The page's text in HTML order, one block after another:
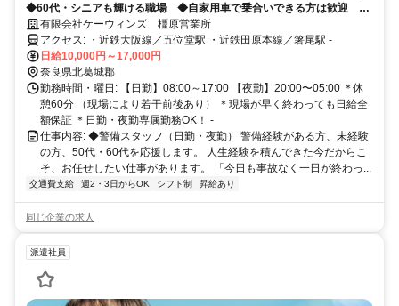
◆60代・シニアも輝ける職場 ◆自家用車で乗合いできる方は歓迎 ◆
週2日〜、Wワーク・副業OK
有限会社ケーウィンズ 橿原営業所
アクセス: ・近鉄大阪線／五位堂駅 ・近鉄田原本線／箸尾駅 ‐
日給10,000円～17,000円
奈良県北葛城郡
勤務時間・曜日: 【日勤】08:00～17:00 【夜勤】20:00〜05:00 ＊休
憩60分 （現場により若干前後あり） ＊現場が早く終わっても日給全
額保証 ＊日勤・夜勤専属勤務OK！ ‐
仕事内容: ◆警備スタッフ（日勤・夜勤） 警備経験がある方、未経験
の方、50代・60代を応援します。 人生経験を積んできた今だからこ
そ、お任せしたい仕事があります。 「今日も事故なく一日が終わっ...
交通費支給 週2・3日からOK シフト制 昇給あり
同じ企業の求人
派遣社員